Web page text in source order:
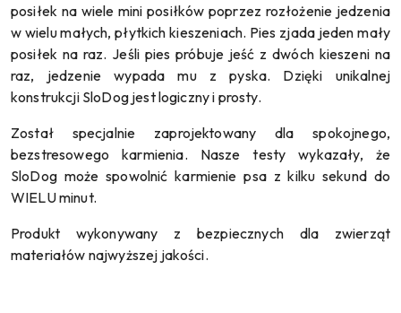
posiłek na wiele mini posiłków poprzez rozłożenie jedzenia
w wielu małych, płytkich kieszeniach. Pies zjada jeden mały
posiłek na raz. Jeśli pies próbuje jeść z dwóch kieszeni na
raz, jedzenie wypada mu z pyska. Dzięki unikalnej
konstrukcji SloDog jest logiczny i prosty.
Został specjalnie zaprojektowany dla spokojnego,
bezstresowego karmienia. Nasze testy wykazały, że
SloDog może spowolnić karmienie psa z kilku sekund do
WIELU minut.
Produkt wykonywany z bezpiecznych dla zwierząt
materiałów najwyższej jakości.